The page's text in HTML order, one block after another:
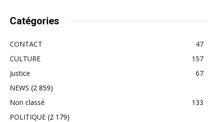
Catégories
CONTACT
47
CULTURE
157
Justice
67
NEWS (2 859)
Non classé
133
POLITIQUE (2 179)